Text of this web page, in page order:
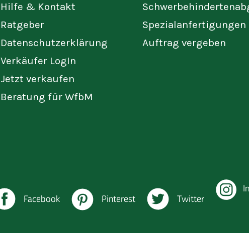
Hilfe & Kontakt
Ratgeber
Datenschutzerklärung
Verkäufer LogIn
Jetzt verkaufen
Beratung für WfbM
Spezialanfertigungen
Auftrag vergeben
Facebook Pinterest Twitter